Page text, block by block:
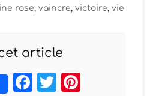
rose,vaincre,victoire,vie
article
Facebook
Twitter